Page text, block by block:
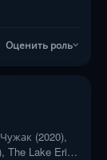
Оценить роль
(2020),
The Lake Erie